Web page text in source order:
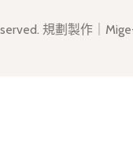
規劃製作｜